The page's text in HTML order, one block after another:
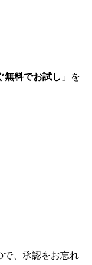
無料でお試し 」を
で、承認をお忘れ